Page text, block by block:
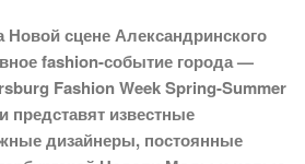
Новой сцене Александринского
fashion-событие города —
Fashion Week Spring-Summer
представят известные
дизайнеры, постоянные